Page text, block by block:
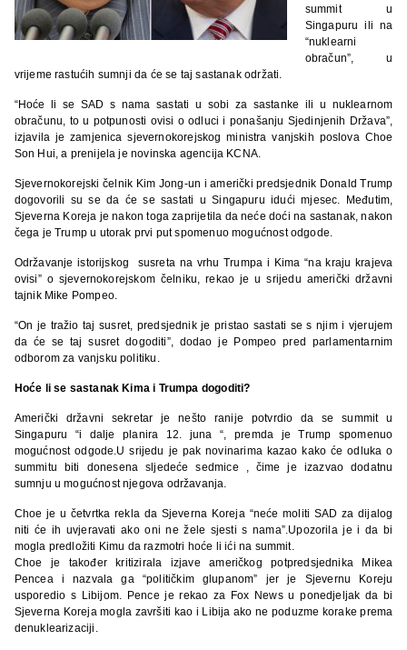
summit u
Singapuru ili na
“nuklearni
obračun”, u
vrijeme rastućih sumnji da će se taj sastanak održati.
“Hoće li se SAD s nama sastati u sobi za sastanke ili u nuklearnom
obračunu, to u potpunosti ovisi o odluci i ponašanju Sjedinjenih Država”,
izjavila je zamjenica sjevernokorejskog ministra vanjskih poslova Choe
Son Hui, a prenijela je novinska agencija KCNA.
Sjevernokorejski čelnik Kim Jong-un i američki predsjednik Donald Trump
dogovorili su se da će se sastati u Singapuru idući mjesec. Međutim,
Sjeverna Koreja je nakon toga zaprijetila da neće doći na sastanak, nakon
čega je Trump u utorak prvi put spomenuo mogućnost odgode.
Održavanje istorijskog susreta na vrhu Trumpa i Kima “na kraju krajeva
ovisi” o sjevernokorejskom čelniku, rekao je u srijedu američki državni
tajnik Mike Pompeo.
“On je tražio taj susret, predsjednik je pristao sastati se s njim i vjerujem
da će se taj susret dogoditi”, dodao je Pompeo pred parlamentarnim
odborom za vanjsku politiku.
Hoće li se sastanak Kima i Trumpa dogoditi?
Američki državni sekretar je nešto ranije potvrdio da se summit u
Singapuru “i dalje planira 12. juna “, premda je Trump spomenuo
mogućnost odgode.U srijedu je pak novinarima kazao kako će odluka o
summitu biti donesena sljedeće sedmice , čime je izazvao dodatnu
sumnju u mogućnost njegova održavanja.
Choe je u četvrtka rekla da Sjeverna Koreja “neće moliti SAD za dijalog
niti će ih uvjeravati ako oni ne žele sjesti s nama”.Upozorila je i da bi
mogla predložiti Kimu da razmotri hoće li ići na summit.
Choe je također kritizirala izjave američkog potpredsjednika Mikea
Pencea i nazvala ga “političkim glupanom” jer je Sjevernu Koreju
usporedio s Libijom. Pence je rekao za Fox News u ponedjeljak da bi
Sjeverna Koreja mogla završiti kao i Libija ako ne poduzme korake prema
denuklearizaciji.